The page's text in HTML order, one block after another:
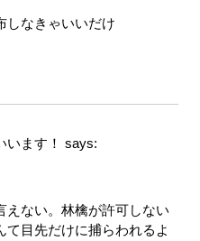
しなきゃいいだけ
ます！
says:
えない。林檎が許可しない
目先だけに捕らわれるよ